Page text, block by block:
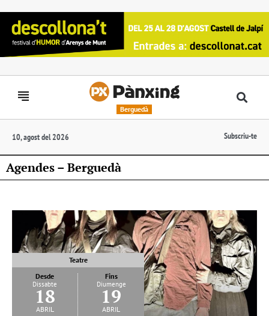
Berguedà
10, agost del 2026 Subscriu-te
Agendes – Berguedà
Teatre
Desde
Dissabte
18
abril
Fins
Diumenge
19
abril